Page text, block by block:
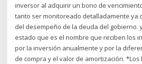
inversor al adquirir un bono de
tanto ser monitoreado detalladamente ya
del desempeño de la deuda del gobierno.
estado que es el nombre que reciben los
por la inversión anualmente y por la
de compra y el valor de amortización.